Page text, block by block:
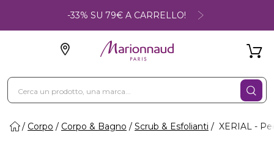
-33% SU 79€ A CARRELLO!
Corpo Corpo & Bagno Scrub & Esfolianti XERIAL -